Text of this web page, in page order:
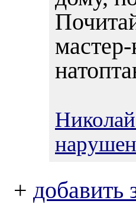
+ добавить